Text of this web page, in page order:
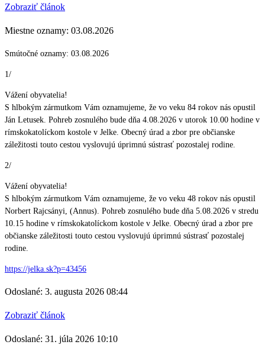
Zobraziť článok
Miestne oznamy: 03.08.2026
Smútočné oznamy: 03.08.2026
1/
Vážení obyvatelia!
S hlbokým zármutkom Vám oznamujeme, že vo veku 84 rokov nás opustil
Ján Letusek. Pohreb zosnulého bude dňa 4.08.2026 v utorok 10.00 hodine v
rímskokatolíckom kostole v Jelke. Obecný úrad a zbor pre občianske
záležitosti touto cestou vyslovujú úprimnú sústrasť pozostalej rodine.
2/
Vážení obyvatelia!
S hlbokým zármutkom Vám oznamujeme, že vo veku 48 rokov nás opustil
Norbert Rajcsányi, (Annus). Pohreb zosnulého bude dňa 5.08.2026 v stredu
10.15 hodine v rímskokatolíckom kostole v Jelke. Obecný úrad a zbor pre
občianske záležitosti touto cestou vyslovujú úprimnú sústrasť pozostalej
rodine.
https://jelka.sk?p=43456
Odoslané: 3. augusta 2026 08:44
Zobraziť článok
Odoslané: 31. júla 2026 10:10